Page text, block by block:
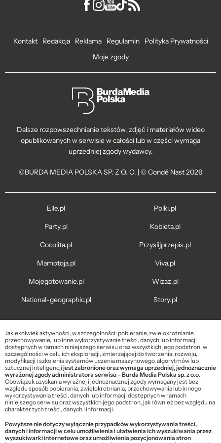
Kontakt Redakcja Reklama Regulamin
Polityka Prywatności
Moje zgody
Dalsze rozpowszechnianie tekstów, zdjęć i materiałów wideo
opublikowanych w serwisie w całości lub w części wymaga
uprzedniej zgody wydawcy.
©BURDA MEDIA POLSKA SP. Z O. O. | © Condé Nast 2026
Elle.pl
Party.pl
Cocolita.pl
Mamotoja.pl
Mojegotowanie.pl
National-geographic.pl
Polki.pl
Kobieta.pl
Przyslijprzepis.pl
Viva.pl
Wizaz.pl
Story.pl
Jakiekolwiek aktywności, w szczególności: pobieranie, zwielokrotnianie,
przechowywanie, lub inne wykorzystywanie treści, danych lub informacji
dostępnych w ramach niniejszego serwisu oraz wszystkich jego podstron, w
szczególności w celu ich eksploracji, zmierzającej do tworzenia, rozwoju,
modyfikacji i szkolenia systemów uczenia maszynowego, algorytmów lub
sztucznej inteligencjijest zabronione oraz wymaga uprzedniej, jednoznacznie
wyrażonej zgody administratora serwisu – Burda Media Polska sp. z o.o.
Obowiązek uzyskania wyraźnej i jednoznacznej zgody wymagany jest bez
względu sposób pobierania, zwielokrotniania, przechowywania lub innego
wykorzystywania treści, danych lub informacji dostępnych w ramach
niniejszego serwisu oraz wszystkich jego podstron, jak również bez względu na
charakter tych treści, danych i informacji.
Powyższe nie dotyczy wyłącznie przypadków wykorzystywania treści,
danych i informacji w celu umożliwienia i ułatwienia ich wyszukiwania przez
wyszukiwarki internetowe oraz umożliwienia pozycjonowania stron